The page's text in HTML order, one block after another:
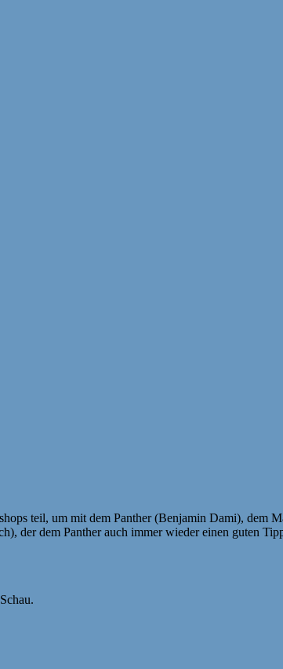
teil, um mit dem Panther (Benjamin Dami), dem
der dem Panther auch immer wieder einen guten